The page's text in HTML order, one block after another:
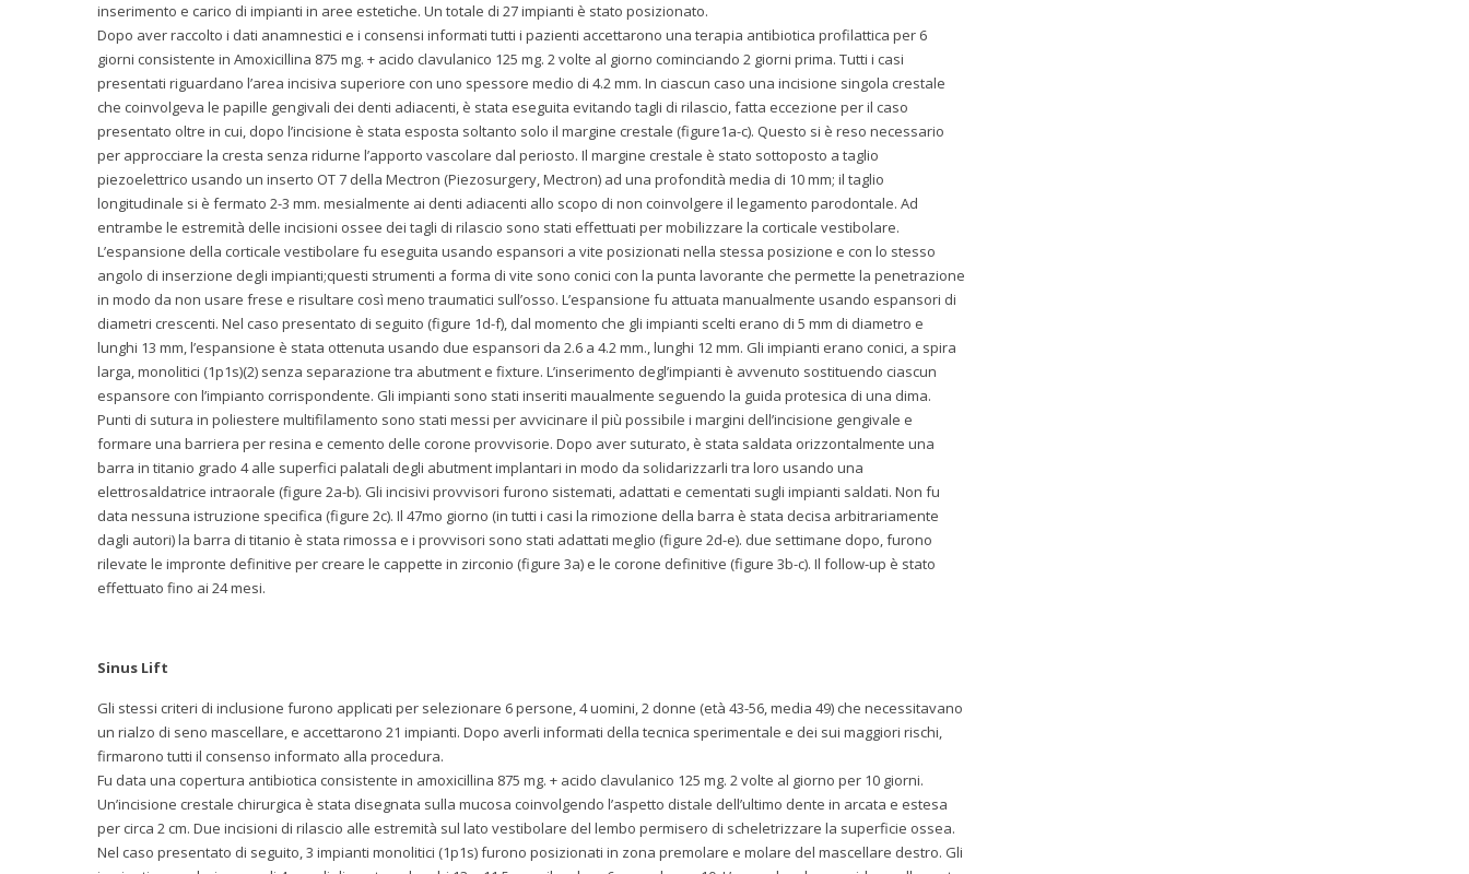
inserimento e carico di impianti in aree estetiche. Un totale di 27 impianti è stato posizionato.
Dopo aver raccolto i dati anamnestici e i consensi informati tutti i pazienti accettarono una terapia antibiotica profilattica per 6
giorni consistente in Amoxicillina 875 mg. + acido clavulanico 125 mg. 2 volte al giorno cominciando 2 giorni prima. Tutti i casi
presentati riguardano l’area incisiva superiore con uno spessore medio di 4.2 mm. In ciascun caso una incisione singola crestale
che coinvolgeva le papille gengivali dei denti adiacenti, è stata eseguita evitando tagli di rilascio, fatta eccezione per il caso
presentato oltre in cui, dopo l’incisione è stata esposta soltanto solo il margine crestale (figure1a-c). Questo si è reso necessario
per approcciare la cresta senza ridurne l’apporto vascolare dal periosto. Il margine crestale è stato sottoposto a taglio
piezoelettrico usando un inserto OT 7 della Mectron (Piezosurgery, Mectron) ad una profondità media di 10 mm; il taglio
longitudinale si è fermato 2-3 mm. mesialmente ai denti adiacenti allo scopo di non coinvolgere il legamento parodontale. Ad
entrambe le estremità delle incisioni ossee dei tagli di rilascio sono stati effettuati per mobilizzare la corticale vestibolare.
L’espansione della corticale vestibolare fu eseguita usando espansori a vite posizionati nella stessa posizione e con lo stesso
angolo di inserzione degli impianti;questi strumenti a forma di vite sono conici con la punta lavorante che permette la penetrazione
in modo da non usare frese e risultare così meno traumatici sull’osso. L’espansione fu attuata manualmente usando espansori di
diametri crescenti. Nel caso presentato di seguito (figure 1d-f), dal momento che gli impianti scelti erano di 5 mm di diametro e
lunghi 13 mm, l’espansione è stata ottenuta usando due espansori da 2.6 a 4.2 mm., lunghi 12 mm. Gli impianti erano conici, a spira
larga, monolitici (1p1s)(2) senza separazione tra abutment e fixture. L’inserimento degl’impianti è avvenuto sostituendo ciascun
espansore con l’impianto corrispondente. Gli impianti sono stati inseriti maualmente seguendo la guida protesica di una dima.
Punti di sutura in poliestere multifilamento sono stati messi per avvicinare il più possibile i margini dell’incisione gengivale e
formare una barriera per resina e cemento delle corone provvisorie. Dopo aver suturato, è stata saldata orizzontalmente una
barra in titanio grado 4 alle superfici palatali degli abutment implantari in modo da solidarizzarli tra loro usando una
elettrosaldatrice intraorale (figure 2a-b). Gli incisivi provvisori furono sistemati, adattati e cementati sugli impianti saldati. Non fu
data nessuna istruzione specifica (figure 2c). Il 47mo giorno (in tutti i casi la rimozione della barra è stata decisa arbitrariamente
dagli autori) la barra di titanio è stata rimossa e i provvisori sono stati adattati meglio (figure 2d-e). due settimane dopo, furono
rilevate le impronte definitive per creare le cappette in zirconio (figure 3a) e le corone definitive (figure 3b-c). Il follow-up è stato
effettuato fino ai 24 mesi.
Sinus Lift
Gli stessi criteri di inclusione furono applicati per selezionare 6 persone, 4 uomini, 2 donne (età 43-56, media 49) che necessitavano
un rialzo di seno mascellare, e accettarono 21 impianti. Dopo averli informati della tecnica sperimentale e dei sui maggiori rischi,
firmarono tutti il consenso informato alla procedura.
Fu data una copertura antibiotica consistente in amoxicillina 875 mg. + acido clavulanico 125 mg. 2 volte al giorno per 10 giorni.
Un’incisione crestale chirurgica è stata disegnata sulla mucosa coinvolgendo l’aspetto distale dell’ultimo dente in arcata e estesa
per circa 2 cm. Due incisioni di rilascio alle estremità sul lato vestibolare del lembo permisero di scheletrizzare la superficie ossea.
Nel caso presentato di seguito, 3 impianti monolitici (1p1s) furono posizionati in zona premolare e molare del mascellare destro. Gli